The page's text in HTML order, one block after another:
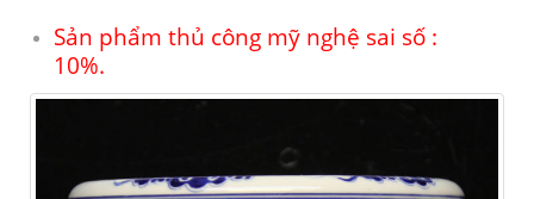
Sản phẩm thủ công mỹ nghệ sai số :
10%.